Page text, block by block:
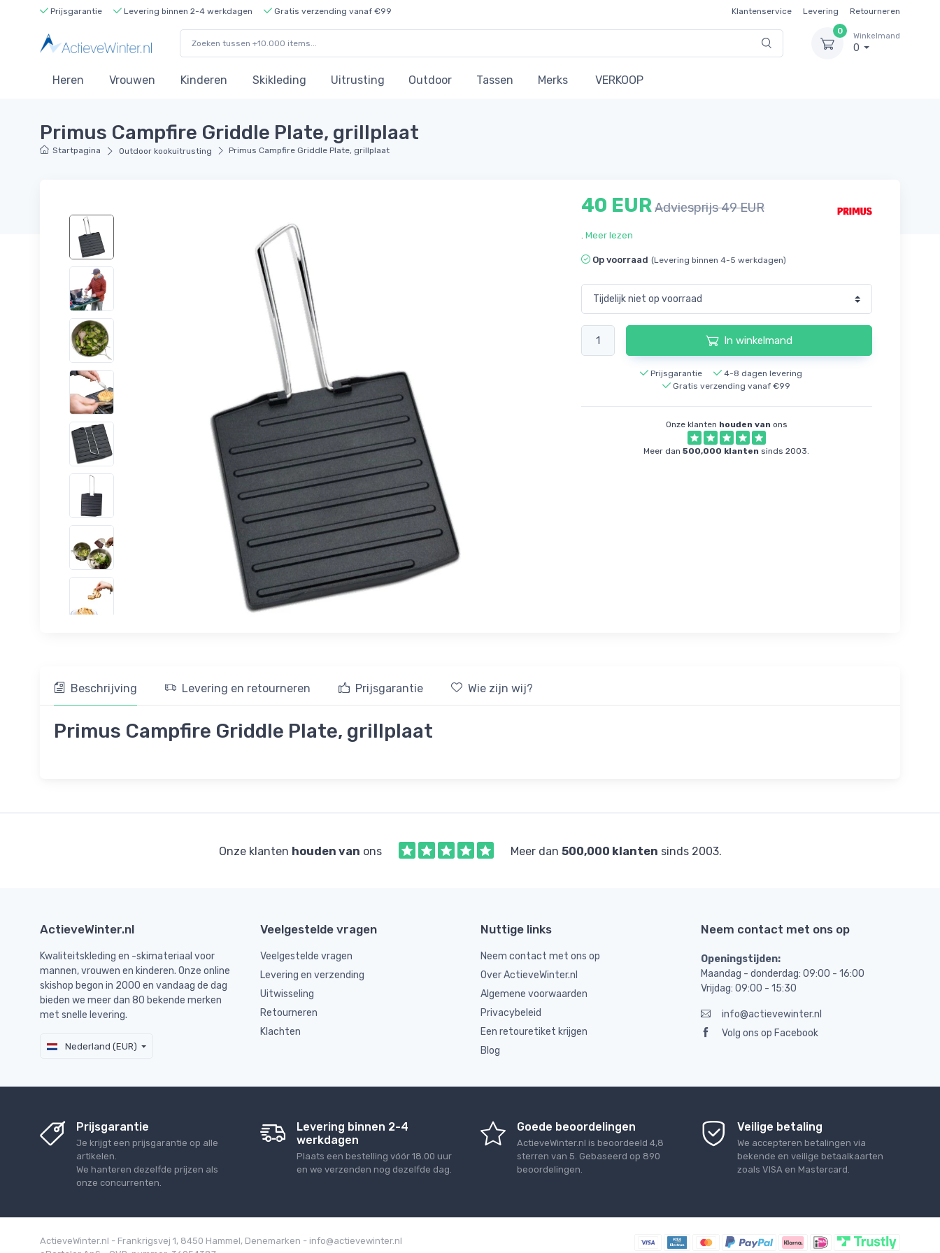
Prijsgarantie Levering binnen 2-4 werkdagen Gratis verzending vanaf €99 Klantenservice Levering
Retourneren
0
Winkelmand
0
Heren Vrouwen Kinderen Skikleding Uitrusting Outdoor Tassen Merks VERKOOP
Primus Campfire Griddle Plate, grillplaat
Startpagina Outdoor kookuitrusting Primus Campfire Griddle Plate, grillplaat
40 EURAdviesprijs 49 EUR
Meer lezen
Op voorraad (Levering binnen 4-5 werkdagen)
In winkelmand
Prijsgarantie
4-8 dagen levering
Gratis verzending vanaf €99
Onze klanten houden van ons
Meer dan500,000 klanten sinds 2003.
Beschrijving Levering en retourneren Prijsgarantie Wie zijn wij?
Primus Campfire Griddle Plate, grillplaat
Onze klanten houden van ons Meer dan 500,000 klanten sinds 2003.
ActieveWinter.nl
Kwaliteitskleding en -skimateriaal voor
mannen, vrouwen en kinderen. Onze online
skishop begon in 2000 en vandaag de dag
bieden we meer dan 80 bekende merken
met snelle levering.
Nederland (EUR)
Veelgestelde vragen
Veelgestelde vragen
Levering en verzending
Uitwisseling
Retourneren
Klachten
Nuttige links
Neem contact met ons op
Over ActieveWinter.nl
Algemene voorwaarden
Privacybeleid
Een retouretiket krijgen
Blog
Neem contact met ons op
Openingstijden:
Maandag - donderdag: 09:00 - 16:00
Vrijdag: 09:00 - 15:30
info@actievewinter.nl
Volg ons op Facebook
Prijsgarantie
Je krijgt een prijsgarantie op alle
artikelen.
We hanteren dezelfde prijzen als
onze concurrenten.
Levering binnen 2-4
werkdagen
Plaats een bestelling vóór 18.00 uur
en we verzenden nog dezelfde dag.
Goede beoordelingen
ActieveWinter.nl is beoordeeld 4,8
sterren van 5. Gebaseerd op 890
beoordelingen.
Veilige betaling
We accepteren betalingen via
bekende en veilige betaalkaarten
zoals VISA en Mastercard.
ActieveWinter.nl - Frankrigsvej 1, 8450 Hammel, Denemarken - info@actievewinter.nl